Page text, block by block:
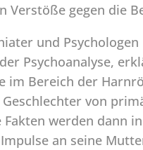
Verstöße gegen die
und
Psychoanalyse,
im Bereich der
von
werden dann
an seine